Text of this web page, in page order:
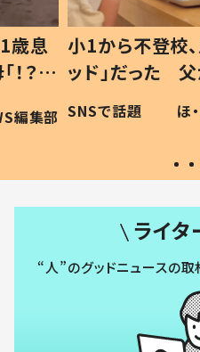
歳息
？」
編集部
小1から不登校
ッド」だった
作り続ける理
#令和の子
SNSで話題 ほ
ライタ
“人”のグッドニュースの取